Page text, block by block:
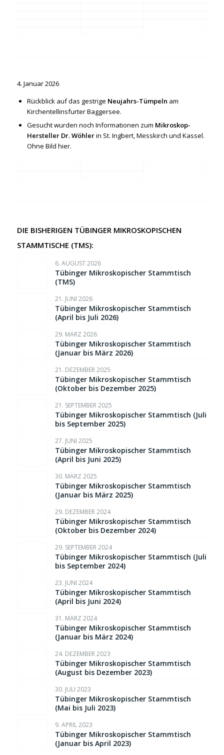
4. Januar 2026
Rückblick auf das gestrige Neujahrs-Tümpeln am
Kirchentellinsfurter Baggersee.
Gesucht wurden noch Informationen zum Mikroskop-
Hersteller Dr. Wöhlerin St. Ingbert, Messkirch und Kassel.
Ohne Bild hier.
DIE BISHERIGEN TÜBINGER MIKROSKOPISCHEN
STAMMTISCHE (TMS):
6. AUGUST 2026
Tübinger Mikroskopischer Stammtisch
(TMS)
21. JUNI 2026
Tübinger Mikroskopischer Stammtisch
(April bis Juli 2026)
29. MÄRZ 2026
Tübinger Mikroskopischer Stammtisch
(Januar bis März 2026)
21. DEZEMBER 2025
Tübinger Mikroskopischer Stammtisch
(Oktober bis Dezember 2025)
21. SEPTEMBER 2025
Tübinger Mikroskopischer Stammtisch (Juli
bis September 2025)
27. JUNI 2025
Tübinger Mikroskopischer Stammtisch
(April bis Juni 2025)
30. MÄRZ 2025
Tübinger Mikroskopischer Stammtisch
(Januar bis März 2025)
29. DEZEMBER 2024
Tübinger Mikroskopischer Stammtisch
(Oktober bis Dezember 2024)
29. SEPTEMBER 2024
Tübinger Mikroskopischer Stammtisch (Juli
bis September 2024)
23. JUNI 2024
Tübinger Mikroskopischer Stammtisch
(April bis Juni 2024)
31. MÄRZ 2024
Tübinger Mikroskopischer Stammtisch
(Januar bis März 2024)
24. DEZEMBER 2023
Tübinger Mikroskopischer Stammtisch
(August bis Dezember 2023)
30. JULI 2023
Tübinger Mikroskopischer Stammtisch
(Mai bis Juli 2023)
9. APRIL 2023
Tübinger Mikroskopischer Stammtisch
(Januar bis April 2023)